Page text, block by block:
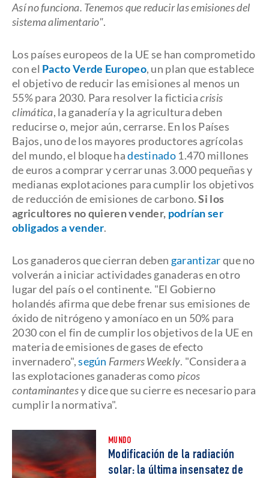
Así no funciona. Tenemos que reducir las emisiones del
sistema alimentario".
Los países europeos de la UE se han comprometido
con el Pacto Verde Europeo, un plan que establece
el objetivo de reducir las emisiones al menos un
55% para 2030. Para resolver la ficticiacrisis
climática, la ganadería y la agricultura deben
reducirse o, mejor aún, cerrarse. En los Países
Bajos, uno de los mayores productores agrícolas
del mundo, el bloque hadestinado 1.470 millones
de euros a comprar y cerrar unas 3.000 pequeñas y
medianas explotaciones para cumplir los objetivos
de reducción de emisiones de carbono.Si los
agricultores no quieren vender, podrían ser
obligados a vender.
Los ganaderos que cierran deben garantizarque no
volverán a iniciar actividades ganaderas en otro
lugar del país o el continente. "El Gobierno
holandés afirma que debe frenar sus emisiones de
óxido de nitrógeno y amoníaco en un 50% para
2030 con el fin de cumplir los objetivos de la UE en
materia de emisiones de gases de efecto
invernadero",según Farmers Weekly. "Considera a
las explotaciones ganaderas comopicos
contaminantesy dice que su cierre es necesario para
cumplir la normativa".
MUNDO
Modificación de la radiación
solar: la última insensatez de